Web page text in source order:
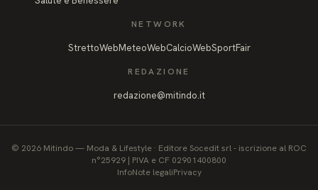
NETWORK
StrettoWebMeteoWebCalcioWebSportFair
REDAZIONE
redazione@mitindo.it
© 2026 Mitindo— Moda & Lifestyle · Editore Socedit srl - iscrizione al ROC
n°25929 | PIVA e CF 02901400800
InfoNote legaliPrivacy